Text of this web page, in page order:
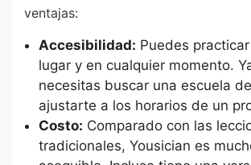
ventajas:
Accesibilidad: Puedes
lugar y en cualquier momento.
necesitas buscar una escuela
ajustarte a los horarios de un
Costo: Comparado con las
tradicionales, Yousician es